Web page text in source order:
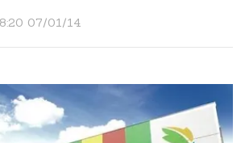
07/01/14